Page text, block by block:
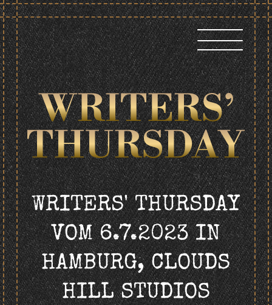
Skip
to
content
WRITERS' THURSDAY
VOM 6.7.2023IN
HAMBURG, CLOUDS
HILL STUDIOS